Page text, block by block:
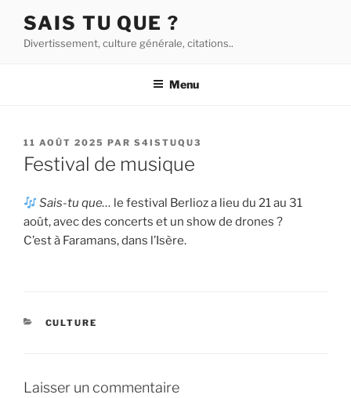
contenu
SAIS TU QUE ?
Divertissement, culture générale, citations..
Menu
PUBLIÉ
LE
11 AOÛT 2025 PAR S4ISTUQU3
Festival de musique
Sais-tu que… le festival Berlioz a lieu du 21 au 31
août, avec des concerts et un show de drones ?
C’est à Faramans, dans l’Isère.
CATÉGORIES
CULTURE
Laisser un commentaire